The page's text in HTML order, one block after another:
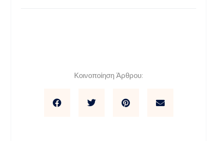
Κοινοποίηση Άρθρου: